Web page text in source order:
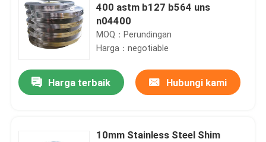
400 astm b127 b564 uns
n04400
MOQ：Perundingan
Harga：negotiable
Harga terbaik Hubungi kami
10mm Stainless Steel Shim